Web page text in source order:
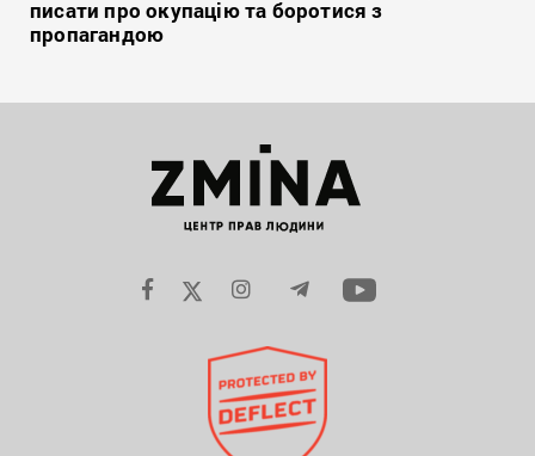
писати про окупацію та боротися з
пропагандою